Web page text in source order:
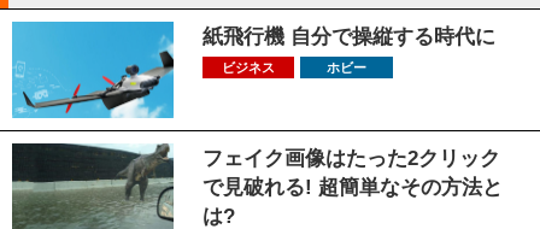
紙飛行機 自分で操縦する時代に
ビジネス ホビー
フェイク画像はたった2クリック
で見破れる! 超簡単なその方法と
は?